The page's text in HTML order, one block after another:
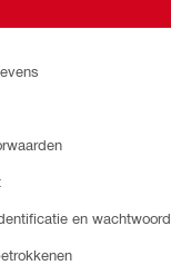
en wachtwoord